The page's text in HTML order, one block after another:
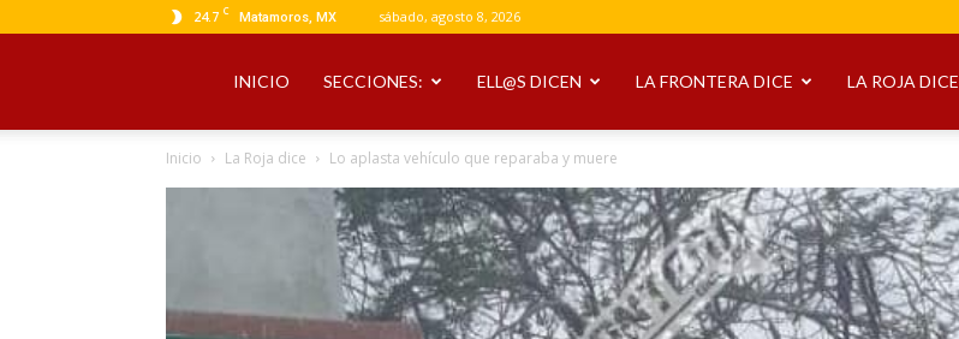
24.7 C Matamoros, MX sábado, agosto 8, 2026
INICIO SECCIONES: ELL@S DICEN LA FRONTERA DICE LA ROJA DICE
Inicio La Roja dice Lo aplasta vehículo que reparaba y muere